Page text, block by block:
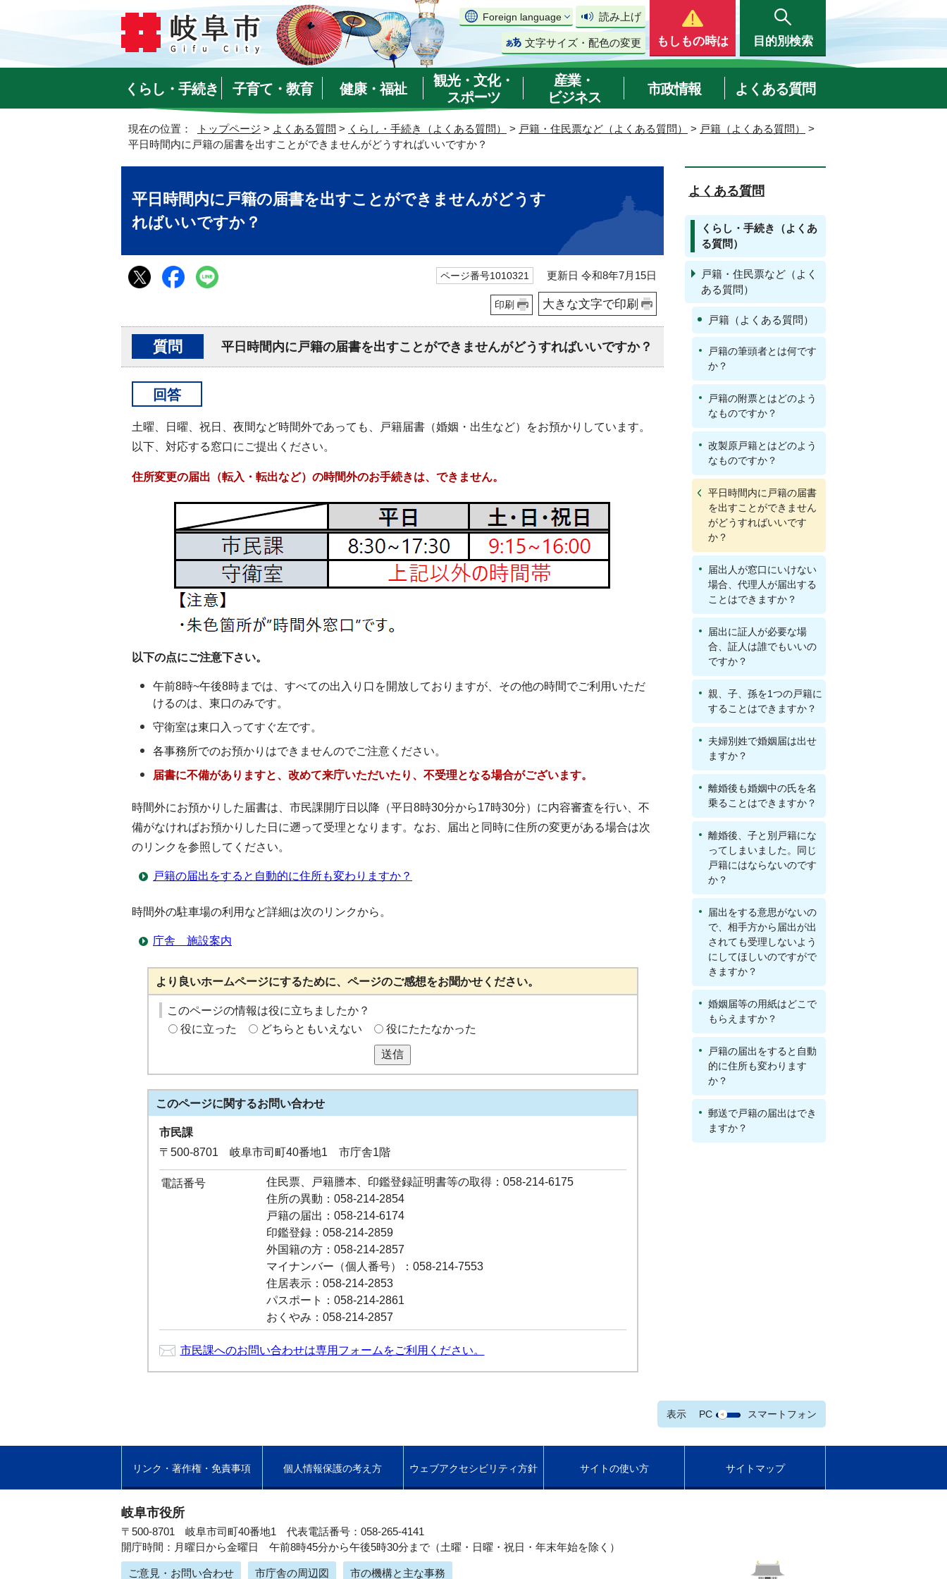
Foreign language 読み上げ
文字サイズ・配色の変更 もしもの時は 目的別検索
くらし・手続き 子育て・教育 健康・福祉
観光・文化・
スポーツ
産業・
ビジネス
市政情報 よくある質問
現在の位置： トップページ > よくある質問 > くらし・手続き（よくある質問） > 戸籍・住民票など（よくある質問） > 戸籍（よくある質問）
>
平日時間内に戸籍の届書を出すことができませんがどうすればいいですか？
平日時間内に戸籍の届書を出すことができませんがどうす
ればいいですか？
ページ番号1010321 更新日 令和8年7月15日
印刷 大きな文字で印刷
質問 平日時間内に戸籍の届書を出すことができませんがどうすればいいですか？
回答
土曜、日曜、祝日、夜間など時間外であっても、戸籍届書（婚姻・出生など）をお預かりしています。
以下、対応する窓口にご提出ください。
住所変更の届出（転入・転出など）の時間外のお手続きは、できません。
以下の点にご注意下さい。
午前8時~午後8時までは、すべての出入り口を開放しておりますが、その他の時間でご利用いただ
けるのは、東口のみです。
守衛室は東口入ってすぐ左です。
各事務所でのお預かりはできませんのでご注意ください。
届書に不備がありますと、改めて来庁いただいたり、不受理となる場合がございます。
時間外にお預かりした届書は、市民課開庁日以降（平日8時30分から17時30分）に内容審査を行い、不
備がなければお預かりした日に遡って受理となります。なお、届出と同時に住所の変更がある場合は次
のリンクを参照してください。
戸籍の届出をすると自動的に住所も変わりますか？
時間外の駐車場の利用など詳細は次のリンクから。
庁舎 施設案内
より良いホームページにするために、ページのご感想をお聞かせください。
このページの情報は役に立ちましたか？
役に立った
どちらともいえない 役にたたなかった
送信
このページに関するお問い合わせ
市民課
〒500-8701 岐阜市司町40番地1 市庁舎1階
電話番号
住民票、戸籍謄本、印鑑登録証明書等の取得：058-214-6175
住所の異動：058-214-2854
戸籍の届出：058-214-6174
印鑑登録：058-214-2859
外国籍の方：058-214-2857
マイナンバー（個人番号）：058-214-7553
住居表示：058-214-2853
パスポート：058-214-2861
おくやみ：058-214-2857
市民課へのお問い合わせは専用フォームをご利用ください。
よくある質問
くらし・手続き（よくあ
る質問）
戸籍・住民票など（よく
ある質問）
戸籍（よくある質問）
戸籍の筆頭者とは何です
か？
戸籍の附票とはどのよう
なものですか？
改製原戸籍とはどのよう
なものですか？
平日時間内に戸籍の届書
を出すことができません
がどうすればいいです
か？
届出人が窓口にいけない
場合、代理人が届出する
ことはできますか？
届出に証人が必要な場
合、証人は誰でもいいの
ですか？
親、子、孫を1つの戸籍に
することはできますか？
夫婦別姓で婚姻届は出せ
ますか？
離婚後も婚姻中の氏を名
乗ることはできますか？
離婚後、子と別戸籍にな
ってしまいました。同じ
戸籍にはならないのです
か？
届出をする意思がないの
で、相手方から届出が出
されても受理しないよう
にしてほしいのですがで
きますか？
婚姻届等の用紙はどこで
もらえますか？
戸籍の届出をすると自動
的に住所も変わります
か？
郵送で戸籍の届出はでき
ますか？
表示 PC スマートフォン
リンク・著作権・免責事項 個人情報保護の考え方 ウェブアクセシビリティ方針 サイトの使い方 サイトマップ
岐阜市役所
〒500-8701 岐阜市司町40番地1 代表電話番号：058-265-4141
開庁時間：月曜日から金曜日 午前8時45分から午後5時30分まで（土曜・日曜・祝日・年末年始を除く）
ご意見・お問い合わせ 市庁舎の周辺図 市の機構と主な事務